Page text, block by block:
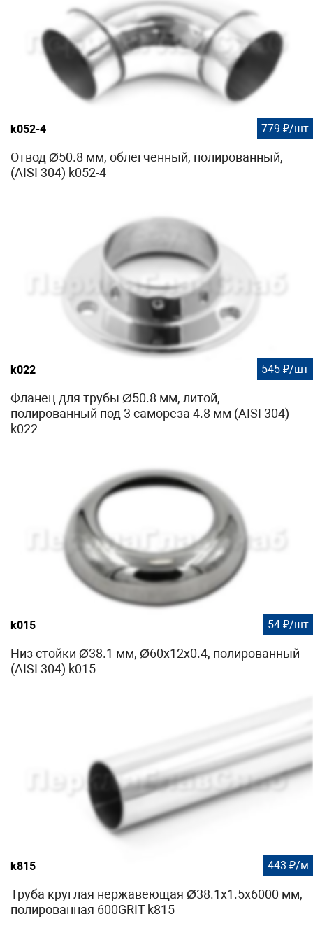
k052-4 779 ₽/шт
Отвод Ø50.8 мм, облегченный, полированный,
(AISI 304) k052-4
k022 545 ₽/шт
Фланец для трубы Ø50.8 мм, литой,
полированный под 3 самореза 4.8 мм (AISI 304)
k022
k015 54 ₽/шт
Низ стойки Ø38.1 мм, Ø60х12х0.4, полированный
(AISI 304) k015
k815 443 ₽/м
Труба круглая нержавеющая Ø38.1х1.5х6000 мм,
полированная 600GRIT k815